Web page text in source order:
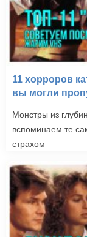
11 хорроров
вы могли
Монстры из
вспоминаем те
страхом